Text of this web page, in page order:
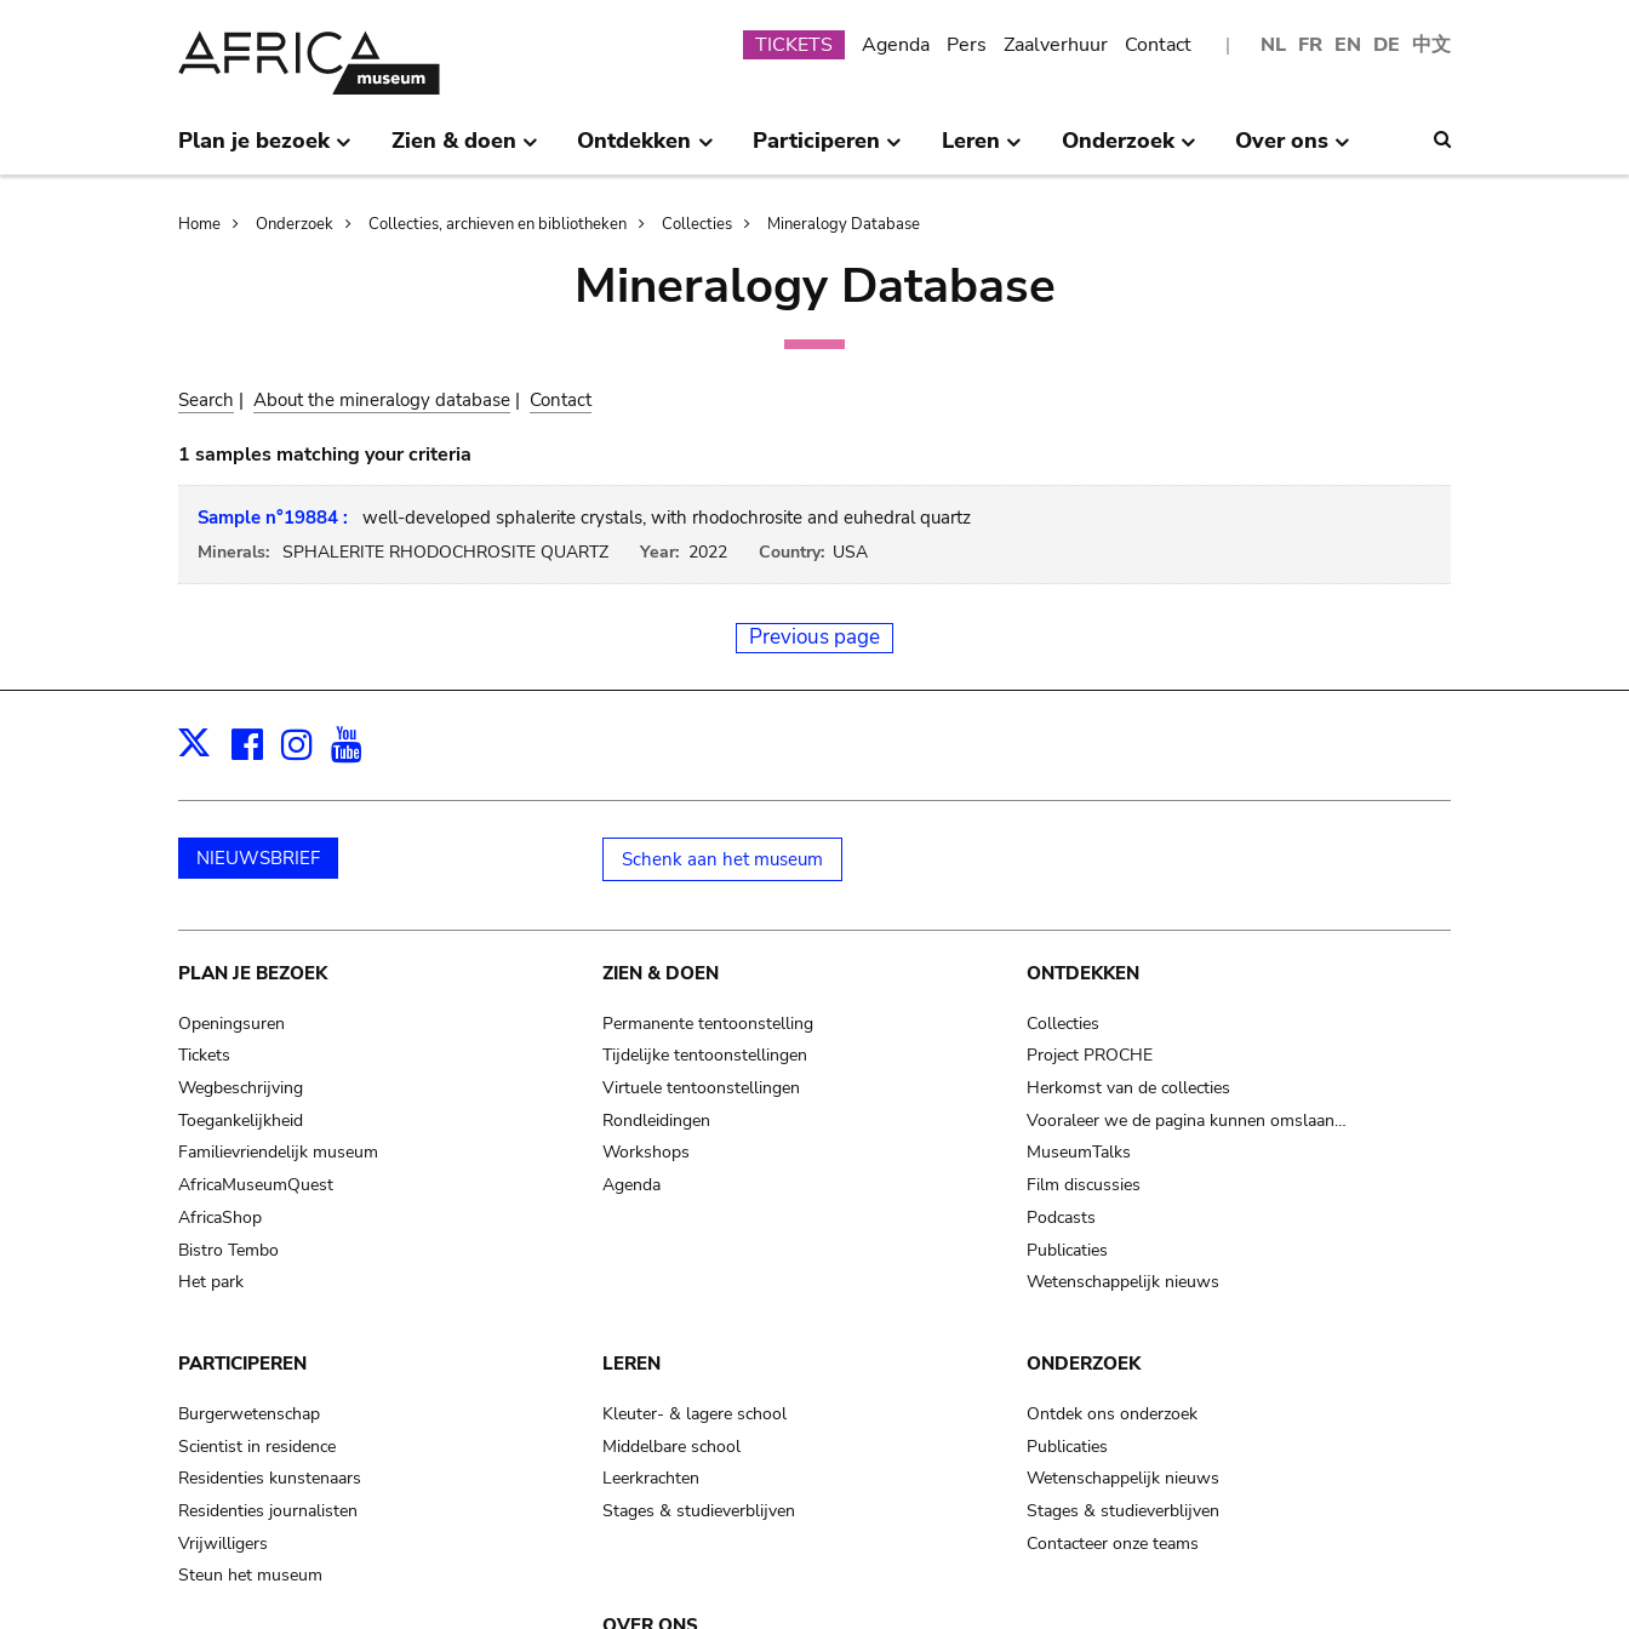
NL FR EN DE 中文
Submenu
TICKETS Agenda Pers Zaalverhuur Contact
Plan je bezoek Zien & doen Ontdekken Participeren Leren Onderzoek Over ons
Breadcrumb
Home Onderzoek Collecties, archieven en bibliotheken Collecties Mineralogy Database
Mineralogy Database
Search | About the mineralogy database | Contact
1 samples matching your criteria
Sample n°19884 : well-developed sphalerite crystals, with rhodochrosite and euhedral quartz
Minerals: SPHALERITE RHODOCHROSITE QUARTZ Year: 2022 Country: USA
Previous page
X Facebook
Instagram
NIEUWSBRIEF Schenk aan het museum
Main
navigation
PLAN JE BEZOEK
Openingsuren
Tickets
Wegbeschrijving
Toegankelijkheid
Familievriendelijk museum
AfricaMuseumQuest
AfricaShop
Bistro Tembo
Het park
ZIEN & DOEN
Permanente tentoonstelling
Tijdelijke tentoonstellingen
Virtuele tentoonstellingen
Rondleidingen
Workshops
Agenda
ONTDEKKEN
Collecties
Project PROCHE
Herkomst van de collecties
Vooraleer we de pagina kunnen omslaan…
MuseumTalks
Film discussies
Podcasts
Publicaties
Wetenschappelijk nieuws
PARTICIPEREN
Burgerwetenschap
Scientist in residence
Residenties kunstenaars
Residenties journalisten
Vrijwilligers
Steun het museum
LEREN
Kleuter- & lagere school
Middelbare school
Leerkrachten
Stages & studieverblijven
ONDERZOEK
Ontdek ons onderzoek
Publicaties
Wetenschappelijk nieuws
Stages & studieverblijven
Contacteer onze teams